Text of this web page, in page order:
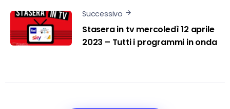
Successivo
Stasera in tv mercoledì 12 aprile
2023 – Tutti i programmi in onda